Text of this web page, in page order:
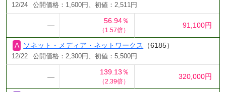
12/24 公開価格：1,600円、初値：2,511円
―
56.94％
（1.57倍）
91,100円
ソネット・メディア・ネットワークス （6185）
12/22 公開価格：2,300円、初値：5,500円
―
139.13％
（2.39倍）
320,000円